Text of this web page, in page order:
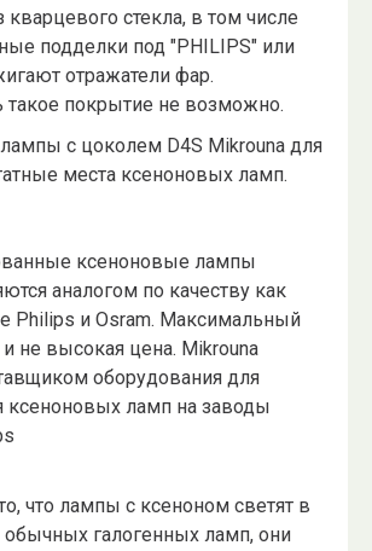
кварцевого стекла, в том числе
подделки под "PHILIPS" или
отражатели фар.
такое покрытие не возможно.
с цоколем D4S Mikrouna для
места ксеноновых ламп.
ксеноновые лампы
аналогом по качеству как
Philips и Osram. Максимальный
не высокая цена. Mikrouna
оборудования для
ксеноновых ламп на заводы
что лампы с ксеноном светят в
обычных галогенных ламп, они